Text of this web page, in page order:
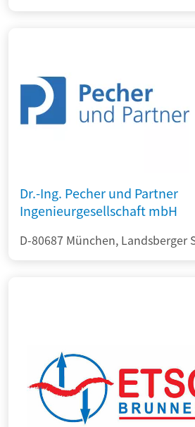
Dr.-Ing. Pecher und Partner
Ingenieurgesellschaft mbH
D-80687 München, Landsberger